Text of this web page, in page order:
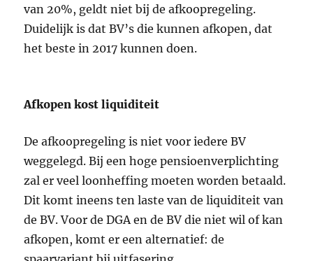
van 20%, geldt niet bij de afkoopregeling.
Duidelijk is dat BV’s die kunnen afkopen, dat
het beste in 2017 kunnen doen.
Afkopen kost liquiditeit
De afkoopregeling is niet voor iedere BV
weggelegd. Bij een hoge pensioenverplichting
zal er veel loonheffing moeten worden betaald.
Dit komt ineens ten laste van de liquiditeit van
de BV. Voor de DGA en de BV die niet wil of kan
afkopen, komt er een alternatief: de